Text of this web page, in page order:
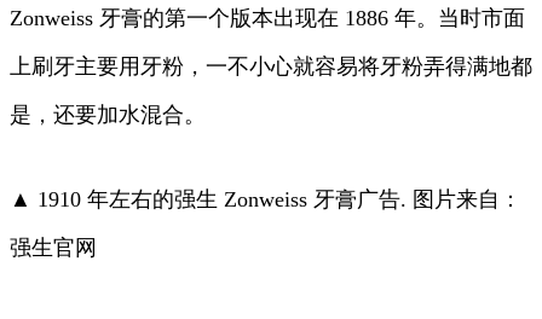
Zonweiss 牙膏的第一个版本出现在 1886 年。当时市面
上刷牙主要用牙粉，一不小心就容易将牙粉弄得满地都
是，还要加水混合。
▲ 1910 年左右的强生 Zonweiss 牙膏广告. 图片来自：
强生官网